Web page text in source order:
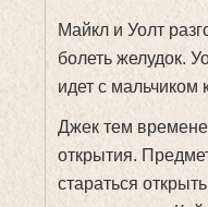
Майкл и Уолт
болеть желудок.
идет с мальчиком
Джек тем
открытия.
стараться